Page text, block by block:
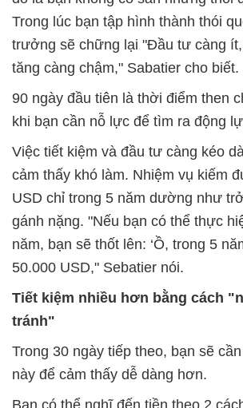
Trong lúc bạn tập hình thành thói
trưởng sẽ chững lại "Đầu tư càng
tăng càng chậm," Sabatier cho biết.
90 ngày đầu tiên là thời điểm then
khi bạn cần nỗ lực để tìm ra động
Việc tiết kiệm và đầu tư càng kéo
cảm thấy khó làm. Nhiệm vụ kiếm
USD chỉ trong 5 năm dường như
gánh nặng. "Nếu bạn có thể thực
năm, bạn sẽ thốt lên: ‘Ồ, trong 5
50.000 USD," Sebatier nói.
Tiết kiệm nhiều hơn bằng cách
tránh"
Trong 30 ngày tiếp theo, bạn sẽ
này để cảm thấy dễ dàng hơn.
Bạn có thể nghĩ đến tiền theo 2